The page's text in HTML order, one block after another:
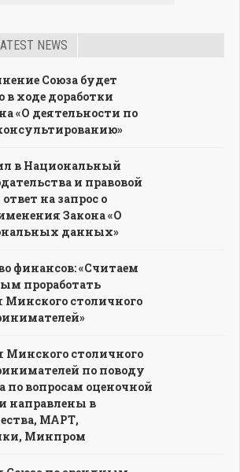
NEWS
Союза будет
в ходе доработки
«О деятельности по
в Национальный
и правовой
на запрос о
Закона «О
данных»
финансов: «Считаем
проработать
Минского столичного
Минского столичного
по поводу
по вопросам оценочной
направлены в
МАРТ,
Минпром